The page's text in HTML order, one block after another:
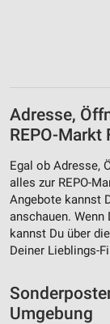
Adresse,
REPO-Markt
Egal ob Adresse,
alles zur REPO-
Angebote kannst
anschauen. Wenn
kannst Du über
Deiner Lieblings-
Umgebung
Verwendung
Werbeanzeigen
Erstellung von
Werbung
Verwendung
personalisierter
Erstellung von
Verwendung
personalisierter